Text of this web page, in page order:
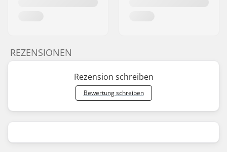
REZENSIONEN
Rezension schreiben
Bewertung schreiben